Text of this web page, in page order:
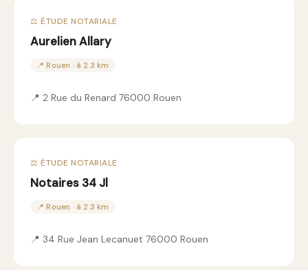
⚖️ ÉTUDE NOTARIALE
Aurelien Allary
📍 Rouen · à 2.3 km
📍 2 Rue du Renard 76000 Rouen
⚖️ ÉTUDE NOTARIALE
Notaires 34 Jl
📍 Rouen · à 2.3 km
📍 34 Rue Jean Lecanuet 76000 Rouen